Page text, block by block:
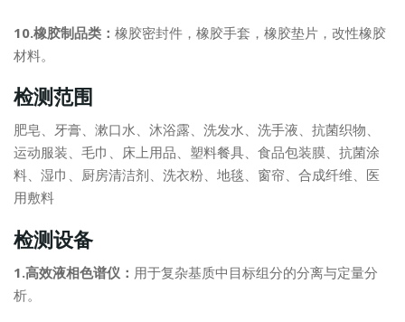
10.橡胶制品类： 橡胶密封件，橡胶手套，橡胶垫片，改性橡胶
材料。
检测范围
肥皂、牙膏、漱口水、沐浴露、洗发水、洗手液、抗菌织物、
运动服装、毛巾、床上用品、塑料餐具、食品包装膜、抗菌涂
料、湿巾、厨房清洁剂、洗衣粉、地毯、窗帘、合成纤维、医
用敷料
检测设备
1.高效液相色谱仪： 用于复杂基质中目标组分的分离与定量分
析。